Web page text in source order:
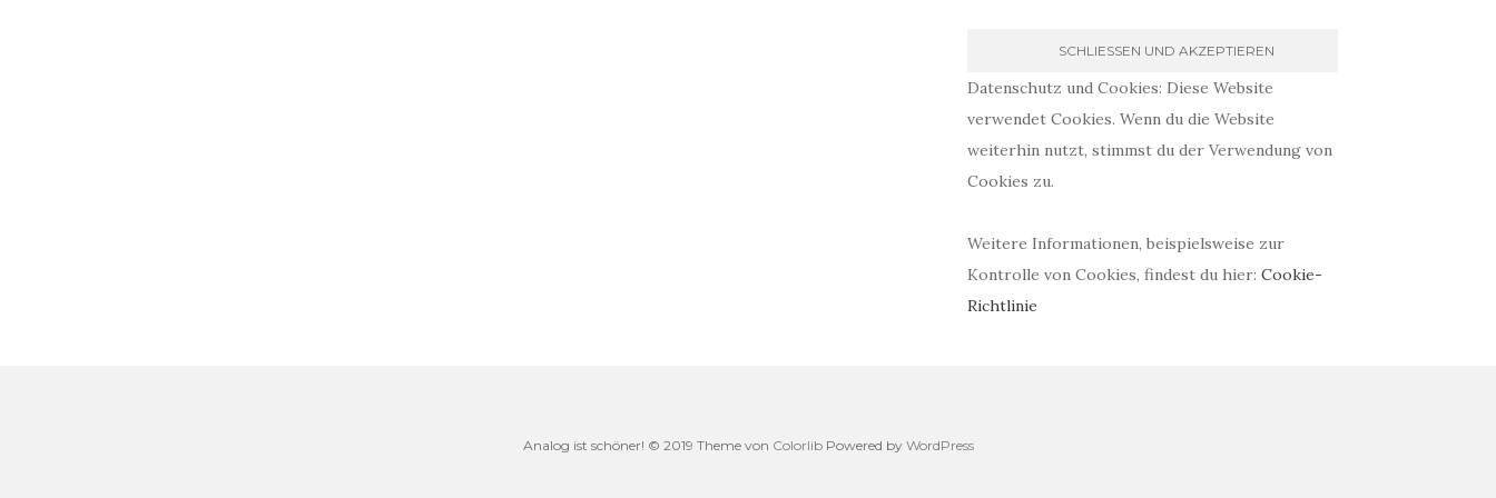
Datenschutz und Cookies: Diese Website
verwendet Cookies. Wenn du die Website
weiterhin nutzt, stimmst du der Verwendung von
Cookies zu.
Weitere Informationen, beispielsweise zur
Kontrolle von Cookies, findest du hier: Cookie-
Richtlinie
Analog ist schöner! © 2019 Theme von ColorlibPowered by WordPress